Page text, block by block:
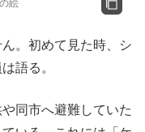
絵
。初めて見た時、シ
語る。
同市へ避難していた